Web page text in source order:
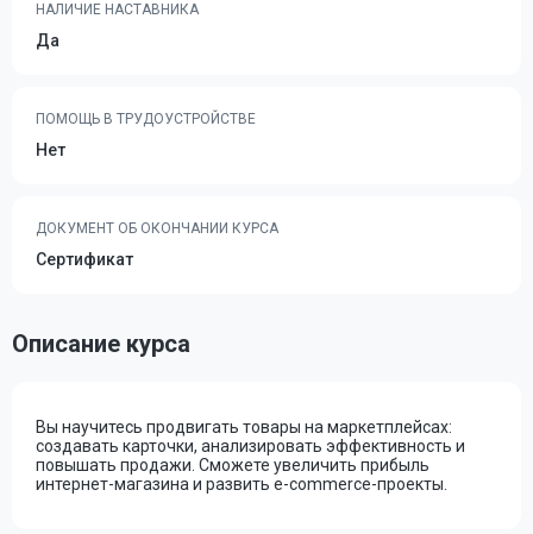
НАЛИЧИЕ НАСТАВНИКА
Да
ПОМОЩЬ В ТРУДОУСТРОЙСТВЕ
Нет
ДОКУМЕНТ ОБ ОКОНЧАНИИ КУРСА
Сертификат
Описание курса
Вы научитесь продвигать товары на маркетплейсах:
создавать карточки, анализировать эффективность и
повышать продажи. Сможете увеличить прибыль
интернет-магазина и развить e-commerce-проекты.